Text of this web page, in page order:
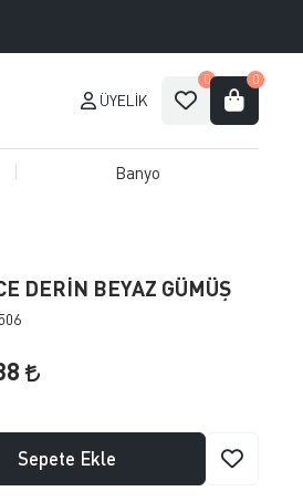
ÜYELIK
0 0
Banyo
DERİN BEYAZ GÜMÜŞ
Sepete Ekle